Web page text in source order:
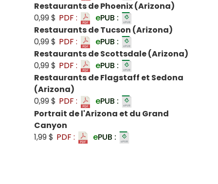
Restaurants de Phoenix (Arizona)
0,99 $ PDF : ePUB :
Restaurants de Tucson (Arizona)
0,99 $ PDF : ePUB :
Restaurants de Scottsdale (Arizona)
0,99 $ PDF : ePUB :
Restaurants de Flagstaff et Sedona
(Arizona)
0,99 $ PDF : ePUB :
Portrait de l'Arizona et du Grand
Canyon
1,99 $ PDF : ePUB :